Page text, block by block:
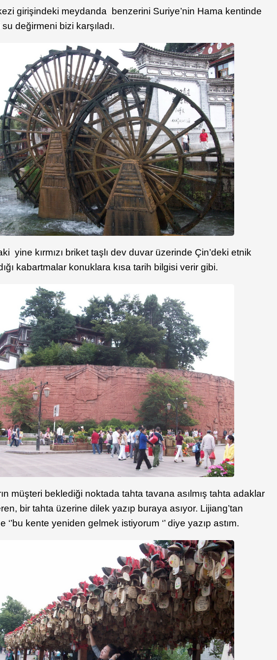
girişindeki meydanda benzerini Suriye’nin Hama kentinde
değirmeni bizi karşıladı.
yine kırmızı briket taşlı dev duvar üzerinde Çin’deki etnik
kabartmalar konuklara kısa tarih bilgisi verir gibi.
müşteri beklediği noktada tahta tavana asılmış tahta adaklar
bir tahta üzerine dilek yazıp buraya asıyor. Lijiang’tan
‘’bu kente yeniden gelmek istiyorum ‘’ diye yazıp astım.